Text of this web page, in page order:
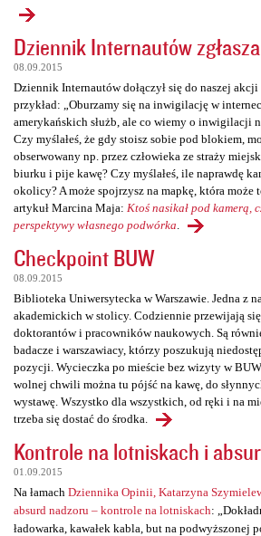
Dziennik Internautów
08.09.2015
Dziennik Internautów dołączył się do naszej akcji
przykład: „Oburzamy się na inwigilację w
amerykańskich służb, ale co wiemy o inwigilacji
Czy myślałeś, że gdy stoisz sobie pod blokiem,
obserwowany np. przez człowieka ze straży
biurku i pije kawę? Czy myślałeś, ile naprawdę
okolicy? A może spojrzysz na mapkę, która może
artykuł Marcina Maja: Ktoś nasikał pod kamerą,
perspektywy własnego podwórka
Checkpoint BUW
08.09.2015
Biblioteka Uniwersytecka w Warszawie. Jedna z
akademickich w stolicy. Codziennie przewijają
doktorantów i pracowników naukowych. Są
badacze i warszawiacy, którzy poszukują
pozycji. Wycieczka po mieście bez wizyty w
wolnej chwili można tu pójść na kawę, do
wystawę. Wszystko dla wszystkich, od ręki i na
trzeba się dostać do środka.
Kontrole na lotniskach i
01.09.2015
Na łamach Dziennika Opinii, Katarzyna
absurd nadzoru – kontrole na lotniskach:
ładowarka, kawałek kabla, but na podwyższonej